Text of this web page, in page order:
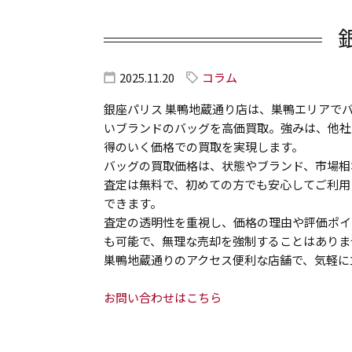
2025.11.20
コラム
銀座パリス 巣鴨地蔵通り店は、巣鴨エリアで
いブランドのバッグを高価買取。強みは、他
得のいく価格での買取を実現します。
バッグの買取価格は、状態やブランド、市場
査定は無料で、初めての方でも安心してご利
できます。
査定の透明性を重視し、価格の理由や評価ポ
も可能で、無理な売却を強制することはあり
巣鴨地蔵通りのアクセス便利な店舗で、気軽
お問い合わせはこちら